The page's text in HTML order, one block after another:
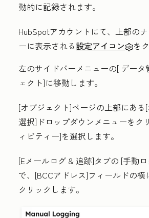
動的に記録されます。
HubSpotアカウントにて、上部の
ーに表示される設定アイコン
を
左のサイドバーメニューの[ データ
ェクト]に移動します。
[オブジェクト]ページの上部にある[
選択] ドロップダウンメニューをク
ィビティー]を選択します。
[Eメールログ & 追跡]タブの [手動
で、[BCCアドレス]フィールドの横
クリックします。